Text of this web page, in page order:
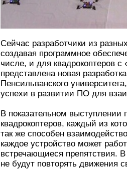
Сейчас разработчики из
создавая программное
числе, и для квадрокоптеров
представлена новая
Пенсильванского
успехи в развитии ПО для
В показательном
квадрокоптеров, каждый из
так же способен
каждое устройство может
встречающиеся препятствия.
не будут повторять движения